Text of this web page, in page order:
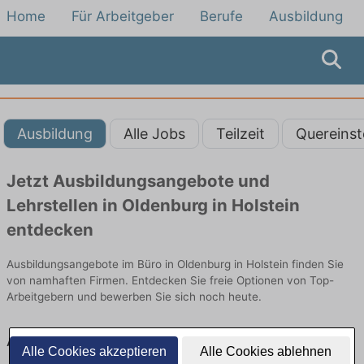
Alle Cookies akzeptieren Alle Cookies ablehnen
Home Für Arbeitgeber Berufe Ausbildung
Ausbildung Alle Jobs Teilzeit
Jetzt Ausbildungsangebote und
Lehrstellen in Oldenburg in Holstein
entdecken
Ausbildungsangebote im Büro in Oldenburg in Holstein finden Sie
von namhaften Firmen. Entdecken Sie freie Optionen von Top-
Arbeitgebern und bewerben Sie sich noch heute.
Ausbildung in Oldenburg in Holstein im Büro: